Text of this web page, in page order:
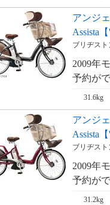
アンジ
Assista
ブリヂスト
2009年
予約が
31.6kg
アンジ
Assista
ブリヂスト
2009年
予約が
31.2kg